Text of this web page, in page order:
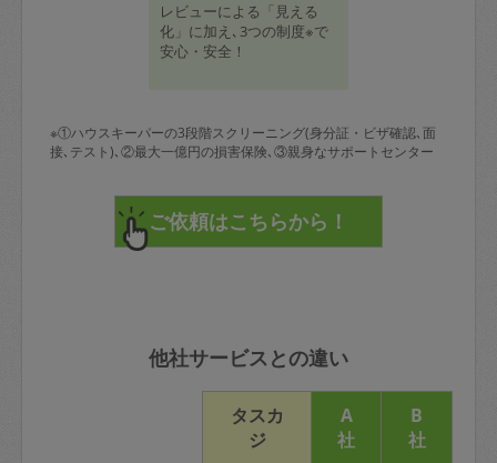
レビューによる「見える
化」に加え､3つの制度※で
安心・安全！
※①ハウスキーパーの3段階スクリーニング(身分証・ビザ確認､面
接､テスト)､②最大一億円の損害保険､③親身なサポートセンター
他社サービスとの違い
タスカ
ジ
A
社
B
社